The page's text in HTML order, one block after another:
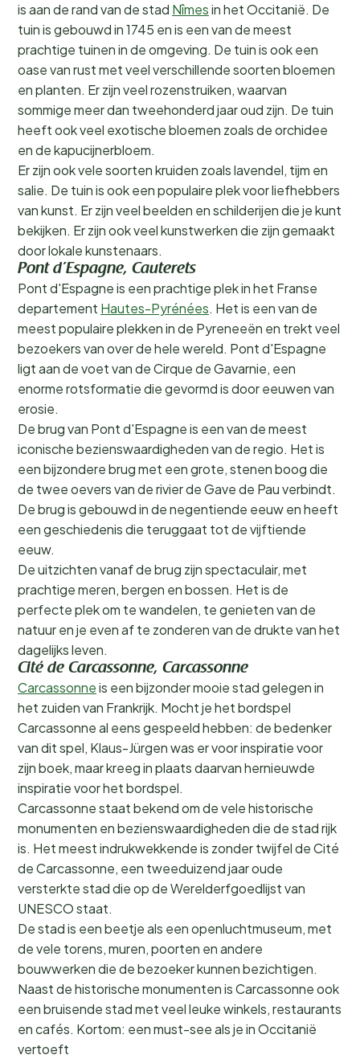
is aan de rand van de stad Nîmesin het Occitanië. De
tuin is gebouwd in 1745 en is een van de meest
prachtige tuinen in de omgeving. De tuin is ook een
oase van rust met veel verschillende soorten bloemen
en planten. Er zijn veel rozenstruiken, waarvan
sommige meer dan tweehonderd jaar oud zijn. De tuin
heeft ook veel exotische bloemen zoals de orchidee
en de kapucijnerbloem.
Er zijn ook vele soorten kruiden zoals lavendel, tijm en
salie. De tuin is ook een populaire plek voor liefhebbers
van kunst. Er zijn veel beelden en schilderijen die je kunt
bekijken. Er zijn ook veel kunstwerken die zijn gemaakt
door lokale kunstenaars.
Pont d’Espagne, Cauterets
Pont d'Espagne is een prachtige plek in het Franse
departement Hautes-Pyrénées. Het is een van de
meest populaire plekken in de Pyreneeën en trekt veel
bezoekers van over de hele wereld. Pont d'Espagne
ligt aan de voet van de Cirque de Gavarnie, een
enorme rotsformatie die gevormd is door eeuwen van
erosie.
De brug van Pont d'Espagne is een van de meest
iconische bezienswaardigheden van de regio. Het is
een bijzondere brug met een grote, stenen boog die
de twee oevers van de rivier de Gave de Pau verbindt.
De brug is gebouwd in de negentiende eeuw en heeft
een geschiedenis die teruggaat tot de vijftiende
eeuw.
De uitzichten vanaf de brug zijn spectaculair, met
prachtige meren, bergen en bossen. Het is de
perfecte plek om te wandelen, te genieten van de
natuur en je even af te zonderen van de drukte van het
dagelijks leven.
Cité de Carcassonne, Carcassonne
Carcassonneis een bijzonder mooie stad gelegen in
het zuiden van Frankrijk. Mocht je het bordspel
Carcassonne al eens gespeeld hebben: de bedenker
van dit spel, Klaus-Jürgen was er voor inspiratie voor
zijn boek, maar kreeg in plaats daarvan hernieuwde
inspiratie voor het bordspel.
Carcassonne staat bekend om de vele historische
monumenten en bezienswaardigheden die de stad rijk
is. Het meest indrukwekkende is zonder twijfel de Cité
de Carcassonne, een tweeduizend jaar oude
versterkte stad die op de Werelderfgoedlijst van
UNESCO staat.
De stad is een beetje als een openluchtmuseum, met
de vele torens, muren, poorten en andere
bouwwerken die de bezoeker kunnen bezichtigen.
Naast de historische monumenten is Carcassonne ook
een bruisende stad met veel leuke winkels, restaurants
en cafés. Kortom: een must-see als je in Occitanië
vertoeft